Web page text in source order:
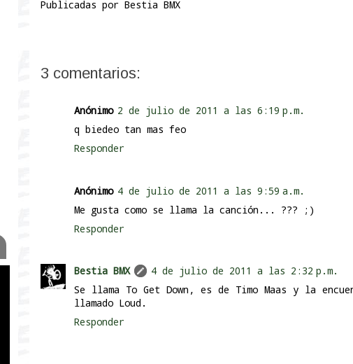
Publicadas por Bestia BMX
3 comentarios:
Anónimo 2 de julio de 2011 a las 6:19 p.m.
q biedeo tan mas feo
Responder
Anónimo 4 de julio de 2011 a las 9:59 a.m.
Me gusta como se llama la canción... ??? ;)
Responder
Bestia BMX
4 de julio de 2011 a las 2:32 p.m.
Se llama To Get Down, es de Timo Maas y la
llamado Loud.
Responder